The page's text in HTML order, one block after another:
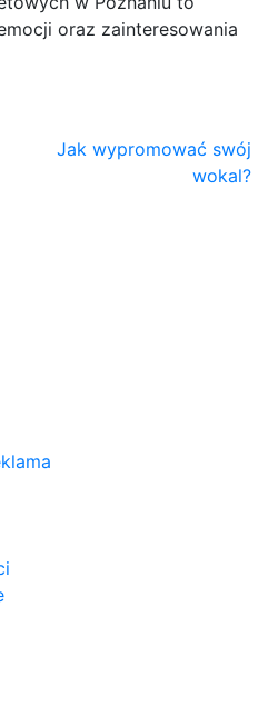
oraz zainteresowania
Jak wypromować swój
wokal?